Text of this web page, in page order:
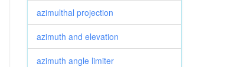
azimulthal projection
azimuth and elevation
azimuth angle limiter